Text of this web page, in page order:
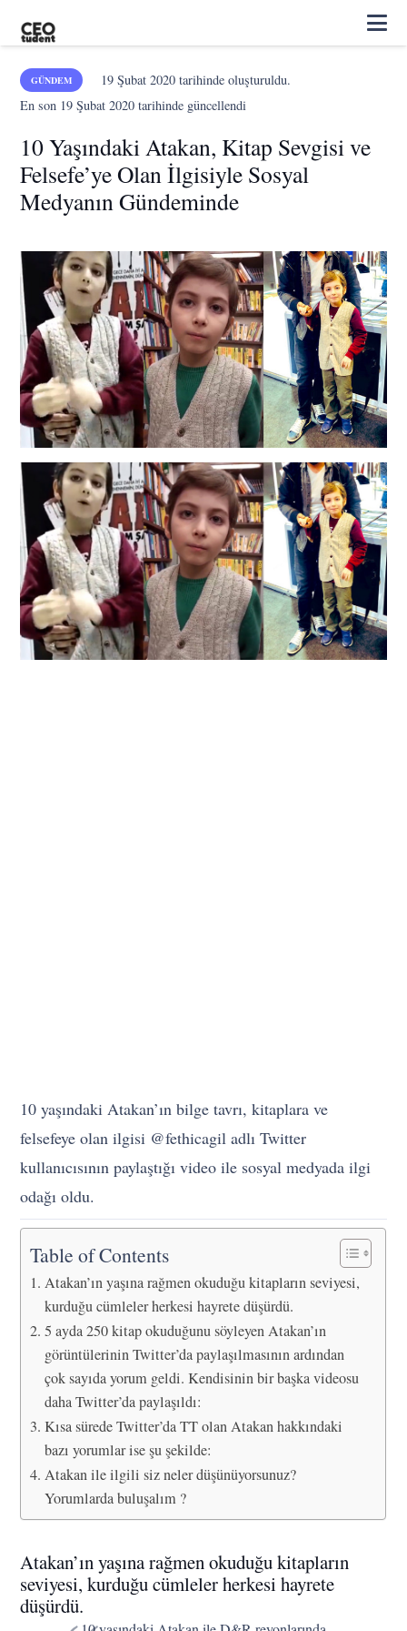
GÜNDEM 19 Şubat 2020tarihinde oluşturuldu.
En son 19 Şubat 2020 tarihinde güncellendi
10 Yaşındaki Atakan, Kitap Sevgisi ve
Felsefe’ye Olan İlgisiyle Sosyal
Medyanın Gündeminde
10 yaşındaki Atakan’ın bilge tavrı, kitaplara ve
felsefeye olan ilgisi @fethicagil adlı Twitter
kullanıcısının paylaştığı video ile sosyal medyada ilgi
odağı oldu.
Table of Contents
Atakan’ın yaşına rağmen okuduğu kitapların seviyesi,
kurduğu cümleler herkesi hayrete düşürdü.
5 ayda 250 kitap okuduğunu söyleyen Atakan’ın
görüntülerinin Twitter’da paylaşılmasının ardından
çok sayıda yorum geldi. Kendisinin bir başka videosu
daha Twitter’da paylaşıldı:
Kısa sürede Twitter’da TT olan Atakan hakkındaki
bazı yorumlar ise şu şekilde:
Atakan ile ilgili siz neler düşünüyorsunuz?
Yorumlarda buluşalım ?
Atakan’ın yaşına rağmen okuduğu kitapların
seviyesi, kurduğu cümleler herkesi hayrete
düşürdü.